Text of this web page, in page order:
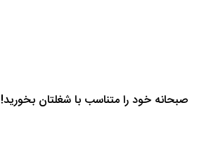
صبحانه خود را متناسب با شغلتان بخورید!